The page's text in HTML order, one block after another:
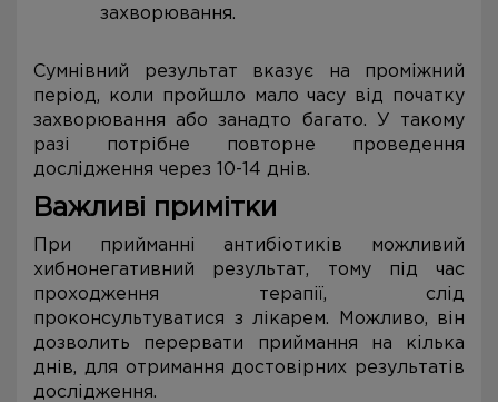
захворювання.
Сумнівний результат вказує на проміжний
період, коли пройшло мало часу від початку
захворювання або занадто багато. У такому
разі потрібне повторне проведення
дослідження через 10-14 днів.
Важливі примітки
При прийманні антибіотиків можливий
хибнонегативний результат, тому під час
проходження терапії, слід
проконсультуватися з лікарем. Можливо, він
дозволить перервати приймання на кілька
днів, для отримання достовірних результатів
дослідження.